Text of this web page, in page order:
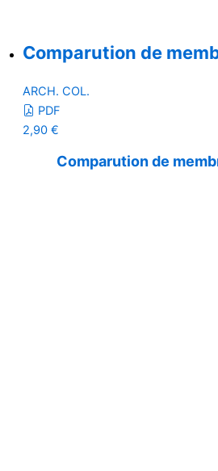
Comparution de
ARCH. COL.
PDF
2,90 €
Comparution de